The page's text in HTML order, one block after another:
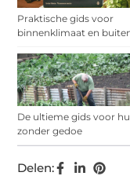
Praktische gids voor
binnenklimaat en
De ultieme gids voor
zonder gedoe
Delen: